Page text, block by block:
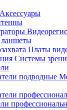
Аксессуары
Платы
Системы